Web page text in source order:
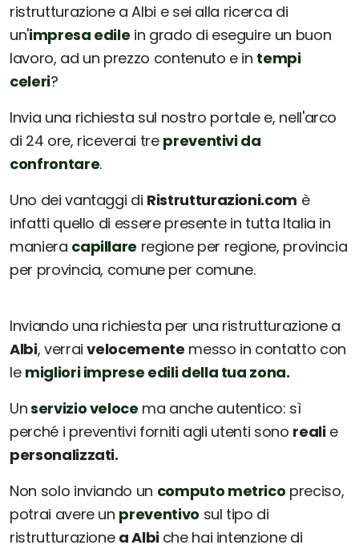
ristrutturazione a Albi e sei alla ricerca di
un'impresa edile in grado di eseguire un buon
lavoro, ad un prezzo contenuto e in tempi
celeri?
Invia una richiesta sul nostro portale e, nell'arco
di 24 ore, riceverai tre preventivi da
confrontare.
Uno dei vantaggi di Ristrutturazioni.com è
infatti quello di essere presente in tutta Italia in
maniera capillare regione per regione, provincia
per provincia, comune per comune.
Inviando una richiesta per una ristrutturazione a
Albi, verraivelocemente messo in contatto con
le migliori imprese edili della tua zona.
Unservizio veloce ma anche autentico: sì
perché i preventivi forniti agli utenti sono realie
personalizzati.
Non solo inviando un computo metrico preciso,
potrai avere un preventivo sul tipo di
ristrutturazione a Albi che hai intenzione di